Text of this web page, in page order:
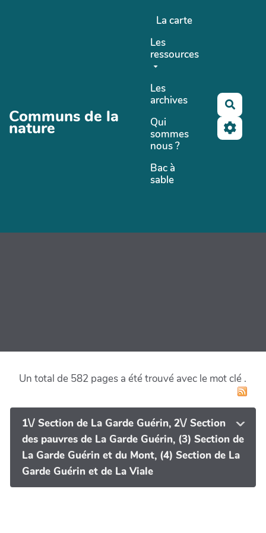
Communs de la
nature
La carte
Les
ressources
Les
archives
Qui
sommes
nous ?
Bac à
sable
Un total de 582 pages a été trouvé avec le mot clé .
1\/ Section de La Garde Guérin, 2\/ Section
des pauvres de La Garde Guérin, (3) Section de
La Garde Guérin et du Mont, (4) Section de La
Garde Guérin et de La Viale